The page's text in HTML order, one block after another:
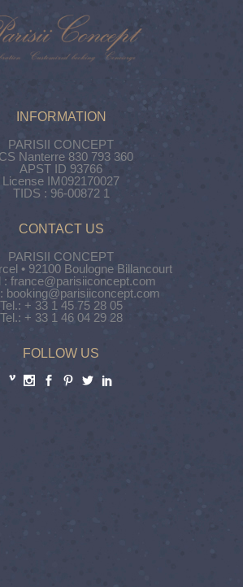
INFORMATION
PARISII CONCEPT
Nanterre 830 793 360
APST ID 93766
License IM092170027
TIDS : 96-00872 1
CONTACT US
PARISII CONCEPT
• 92100 Boulogne Billancourt
: france@parisiiconcept.com
booking@parisiiconcept.com
Tel.: + 33 1 45 75 28 05
Tel.: + 33 1 46 04 29 28
FOLLOW US